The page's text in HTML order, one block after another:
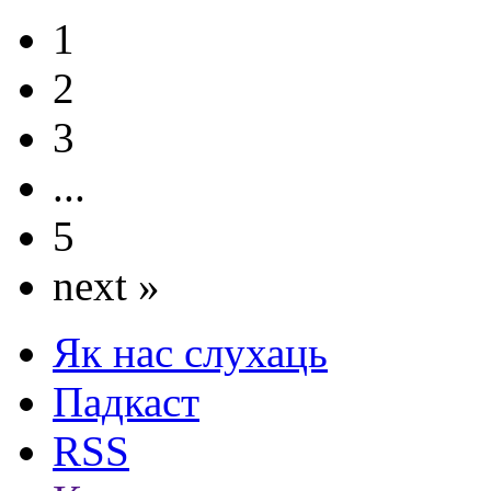
1
2
3
...
5
next »
Як нас слухаць
Падкаст
RSS